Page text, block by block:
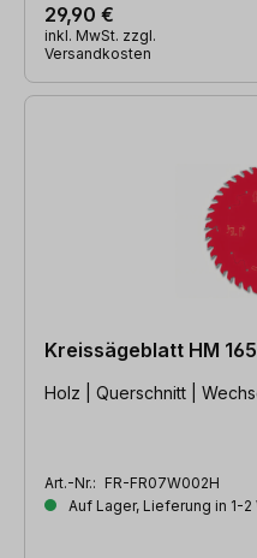
29,90 €
inkl. MwSt. zzgl.
Versandkosten
Kreissägeblatt HM
Holz | Querschnitt |
Art.-Nr.: FR-FR07W002H
Auf Lager, Lieferung in 1-2